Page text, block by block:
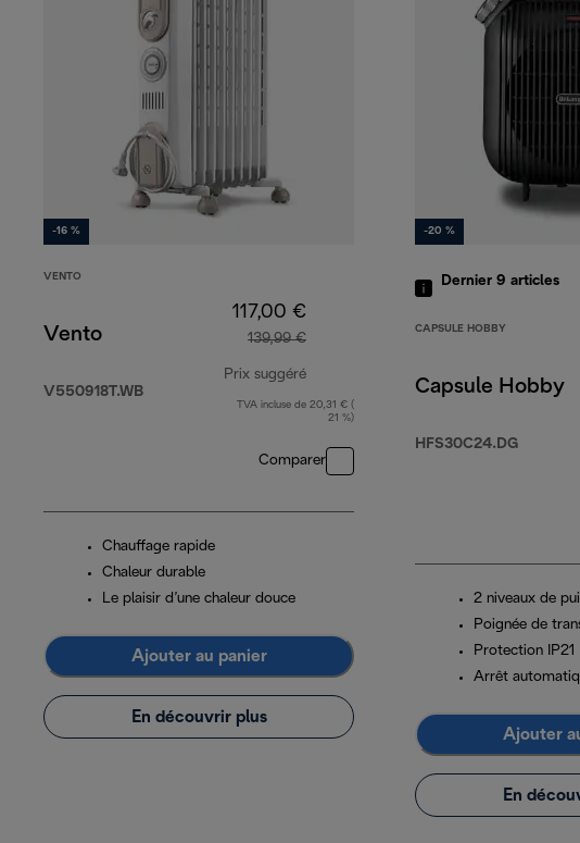
-16 %
VENTO
Vento
V550918T.WB
117,00 €
139,99 €
Prix suggéré
prix original 139,99 €
TVA incluse de 20,31 € (
21 %)
Comparer
Chauffage rapide
Chaleur durable
Le plaisir d’une chaleur douce
Ajouter au panier
En découvrir plus
-20 %
Dernier 9 articles
CAPSULE HOBBY
Capsule Hobby
HFS30C24.DG
2 niveaux de
Poignée de
Protection IP21
Arrêt
Ajouter
En